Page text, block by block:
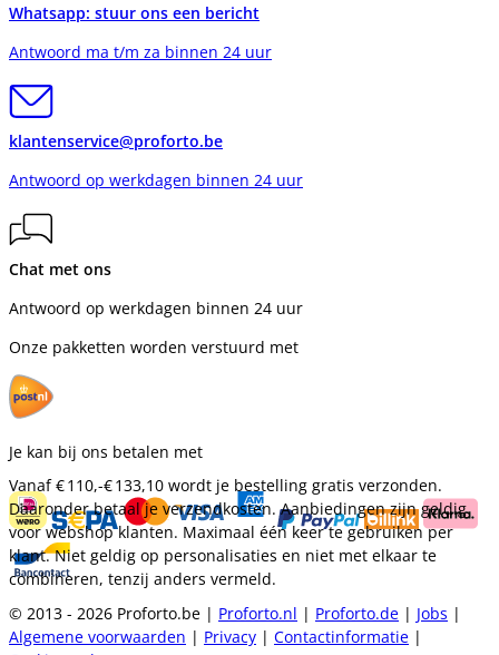
Whatsapp: stuur ons een bericht
Antwoord ma t/m za binnen 24 uur
klantenservice@proforto.be
Antwoord op werkdagen binnen 24 uur
Chat met ons
Antwoord op werkdagen binnen 24 uur
Onze pakketten worden verstuurd met
Je kan bij ons betalen met
Vanaf€ 110,-€ 133,10 wordt je bestelling gratis verzonden.
Daaronder betaal je verzendkosten. Aanbiedingen zijn geldig
voor webshop klanten. Maximaal één keer te gebruiken per
klant. Niet geldig op personalisaties en niet met elkaar te
combineren, tenzij anders vermeld.
© 2013 - 2026 Proforto.be | Proforto.nl | Proforto.de | Jobs |
Algemene voorwaarden | Privacy | Contactinformatie |